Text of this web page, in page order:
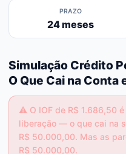
PRAZO
24 meses
Simulação Crédito
O Que Cai na Conta
⚠️ O IOF de R$ 1.686,50
liberação — o que cai na
R$ 50.000,00. Mas as
R$ 50.000,00.